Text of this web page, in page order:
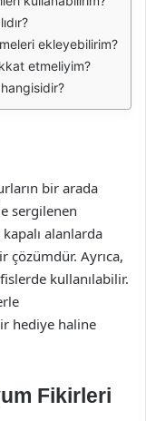
ekleyebilirim?
etmeliyim?
bir arada
sergilenen
alanlarda
Ayrıca,
kullanılabilir.
hediye haline
Fikirleri